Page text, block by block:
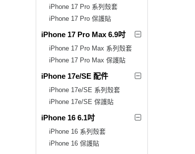
iPhone 17 Pro 系列殼套
iPhone 17 Pro 保護貼
iPhone 17 Pro Max 6.9吋
iPhone 17 Pro Max 系列殼套
iPhone 17 Pro Max 保護貼
iPhone 17e/SE 配件
iPhone 17e/SE 系列殼套
iPhone 17e/SE 保護貼
iPhone 16 6.1吋
iPhone 16 系列殼套
iPhone 16 保護貼